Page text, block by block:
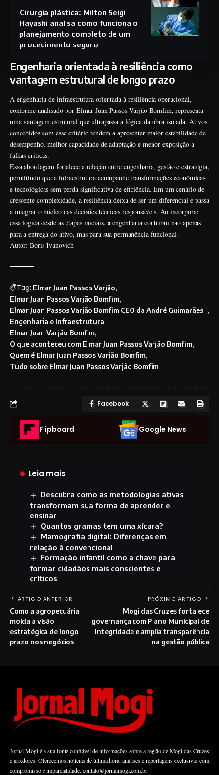
Cirurgia plástica: Milton Seigi
Hayashi analisa como funciona o
planejamento completo de um
procedimento seguro
Engenharia orientada à resiliência como
vantagem estrutural de longo prazo
A engenharia de infraestrutura orientada à resiliência operacional,
conforme analisado por Elmar Juan Passos Varjão Bomfim, representa
uma vantagem estrutural que ultrapassa a lógica da obra isolada. Ativos
concebidos com esse critério tendem a apresentar maior estabilidade de
desempenho, melhor capacidade de adaptação e menor exposição a
falhas críticas.
Essa abordagem fortalece a relação entre engenharia, gestão e estratégia,
permitindo que a infraestrutura acompanhe transformações econômicas
e tecnológicas sem perda significativa de eficiência. Em um cenário de
crescente complexidade, a resiliência deixa de ser um diferencial e passa
a integrar o núcleo das decisões técnicas responsáveis. Ao incorporar
essa lógica desde as etapas iniciais, a engenharia contribui não apenas
para a entrega do ativo, mas para sua permanência funcional.
Autor: Boris Ivanovich
Tag: Elmar Juan Passos Varjão
Elmar Juan Passos Varjão Bomfim
Elmar Juan Passos Varjão Bomfim CEO da André Guimarães
Engenharia e Infraestrutura
Elmar Juan Varjão Bomfim
O que aconteceu com Elmar Juan Passos Varjão Bomfim
Quem é Elmar Juan Passos Varjão Bomfim
Tudo sobre Elmar Juan Passos Varjão Bomfim
Facebook
Flipboard Google News
Leia mais
Descubra como as metodologias ativas
transformam sua forma de aprender e
ensinar
Quantos gramas tem uma xícara?
Mamografia digital: Diferenças em
relação à convencional
Formação infantil como a chave para
formar cidadãos mais conscientes e
críticos
ARTIGO ANTERIOR
Como a agropecuária
molda a visão
estratégica de longo
prazo nos negócios
PRÓXIMO ARTIGO
Mogi das Cruzes fortalece
governança com Plano Municipal de
Integridade e amplia transparência
na gestão pública
Jornal Mogi é a sua fonte confiável de informações sobre a região de Mogi das Cruzes
e arredores. Oferecemos notícias de última hora, análises e reportagens exclusivas com
compromisso e imparcialidade. contato@jornalmogi.com.br